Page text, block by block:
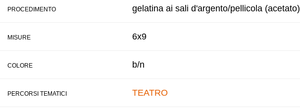
PROCEDIMENTO gelatina ai sali d'argento/pellicola (acetato)
MISURE 6x9
COLORE b/n
PERCORSI TEMATICI TEATRO